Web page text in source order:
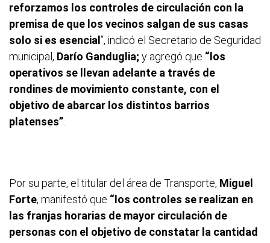
reforzamos los controles de circulación con la
premisa de que los vecinos salgan de sus casas
solo si es esencial ”, indicó el Secretario de Seguridad
municipal, Darío Ganduglia; y agregó que “los
operativos se llevan adelante a través de
rondines de movimiento constante, con el
objetivo de abarcar los distintos barrios
platenses”
Por su parte, el titular del área de Transporte, Miguel
Forte, manifestó que “los controles se realizan en
las franjas horarias de mayor circulación de
personas con el objetivo de constatar la cantidad